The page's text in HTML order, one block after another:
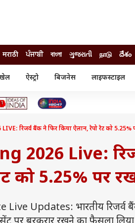
मराठी ਪੰਜਾਬੀ বাংলা ગુજરાતી நாடு దేశం
ऐस्ट्रो बिजनेस लाइफस्टाइल
सिनेमा
मोबाइल
चैटजीपीटी
यूटिलिटी न्यूज़
रिजर्व बैंक ने फिर किया ऐलान, रेपो रेट को 5.25%
2026 Live:
को 5.25% पर
Live Updates: भारतीय रिजर्व